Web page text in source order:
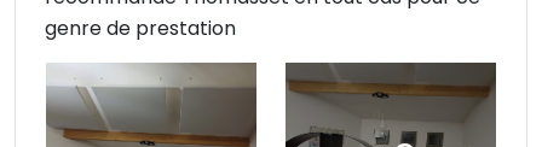
genre de prestation